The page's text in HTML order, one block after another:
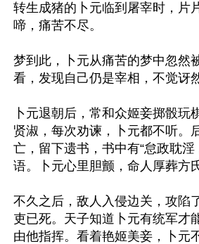
转生成猪的卜元临到屠宰时，片
啼，痛苦不尽。
梦到此，卜元从痛苦的梦中忽然
看，发现自己仍是宰相，不觉讶
卜元退朝后，常和众姬妾掷骰玩
贤淑，每次劝谏，卜元都不听。
亡，留下遗书，书中有“怠政耽淫
语。卜元心里胆颤，命人厚葬方
不久之后，敌人入侵边关，攻陷
吏已死。天子知道卜元有统军才
由他指挥。看着艳姬美妾，卜元